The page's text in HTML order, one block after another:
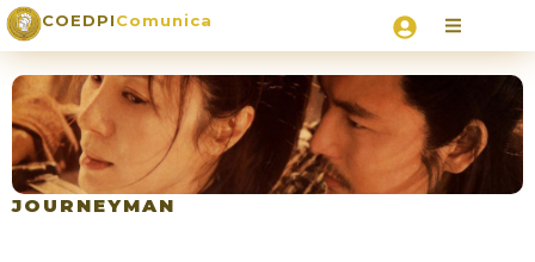
COEDPIComunica
JOURNEYMAN